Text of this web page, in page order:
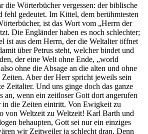
die Wörterbücher vergessen: der biblische
gedeutet. Im Kittel, dem berühmtesten
ist das Wort vom „Herrn der
Die Engländer haben es noch schlechter;
ist aus dem Herrn, der die Weltalter öffnet
über Petrus steht, welcher bindet und
der eine Welt ohne Ende, „world
ohne die Absage an die alten und ohne
Zeiten. Aber der Herr spricht jeweils sein
Zeitalter. Und uns ginge doch das ganze
an, wenn ein zeitloser Gott dort angerufen
in die Zeiten eintritt. Von Ewigkeit zu
von Weltzeit zu Weltzeit! Karl Barth und
behaupten, Gott sei nur ein einziges
wir Zeitweiler ja schlecht dran. Denn